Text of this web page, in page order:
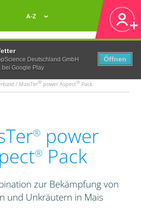
Deutschland GmbH
bei Google Play
Öffnen
A-Z
/ MaisTer® power Aspect® Pack
® power
® Pack
zur Bekämpfung von
und Unkräutern in Mais